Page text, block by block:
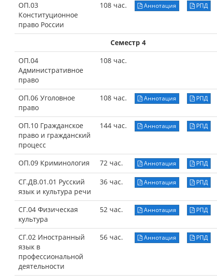
ОП.03
Конституционное
право России
108 час. Аннотация РПД
Семестр 4
ОП.04
Административное
право
108 час.
ОП.06 Уголовное
право
108 час. Аннотация РПД
ОП.10 Гражданское
право и гражданский
процесс
144 час. Аннотация РПД
ОП.09 Криминология 72 час. Аннотация РПД
СГ.ДВ.01.01 Русский
язык и культура речи
36 час. Аннотация РПД
СГ.04 Физическая
культура
52 час. Аннотация РПД
СГ.02 Иностранный
язык в
профессиональной
деятельности
56 час. Аннотация РПД